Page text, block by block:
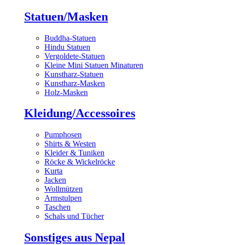
Statuen/Masken
Buddha-Statuen
Hindu Statuen
Vergoldete-Statuen
Kleine Mini Statuen Minaturen
Kunstharz-Statuen
Kunstharz-Masken
Holz-Masken
Kleidung/Accessoires
Pumphosen
Shirts & Westen
Kleider & Tuniken
Röcke & Wickelröcke
Kurta
Jacken
Wollmützen
Armstulpen
Taschen
Schals und Tücher
Sonstiges aus Nepal